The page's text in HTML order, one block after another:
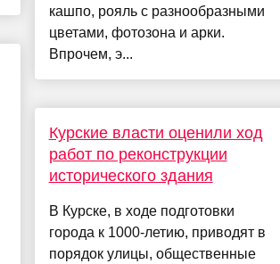
кашпо, рояль с разнообразными
цветами, фотозона и арки.
Впрочем, э...
Курские власти оценили ход
работ по реконструкции
исторического здания
В Курске, в ходе подготовки
города к 1000-летию, приводят в
порядок улицы, общественные